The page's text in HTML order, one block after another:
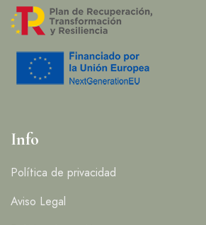
Info
Política de privacidad
Aviso Legal